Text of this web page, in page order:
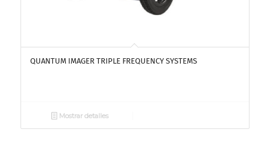
QUANTUM IMAGER TRIPLE FREQUENCY SYSTEMS
Mostrar detalles